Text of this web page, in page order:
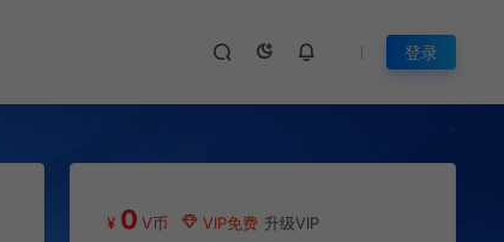
登录
¥ 0 V币 VIP免费 升级VIP